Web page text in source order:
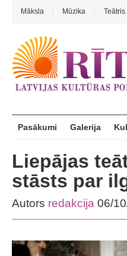
Māksla Mūzika Teātris
Pasākumi Galerija
Liepājas
stāsts par
Autors redakcija 06/